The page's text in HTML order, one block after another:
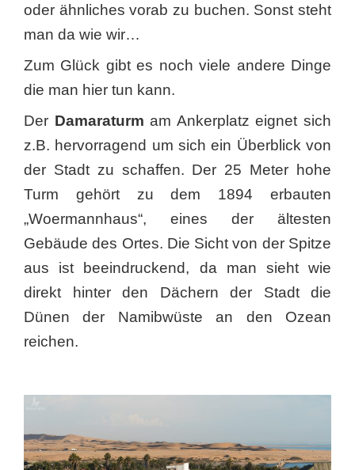
oder ähnliches vorab zu buchen. Sonst steht
man da wie wir…
Zum Glück gibt es noch viele andere Dinge
die man hier tun kann.
Der Damaraturm am Ankerplatz eignet sich
z.B. hervorragend um sich ein Überblick von
der Stadt zu schaffen. Der 25 Meter hohe
Turm gehört zu dem 1894 erbauten
„Woermannhaus“, eines der ältesten
Gebäude des Ortes. Die Sicht von der Spitze
aus ist beeindruckend, da man sieht wie
direkt hinter den Dächern der Stadt die
Dünen der Namibwüste an den Ozean
reichen.